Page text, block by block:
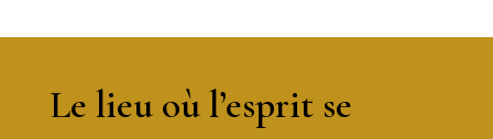
Le lieu où l’esprit se